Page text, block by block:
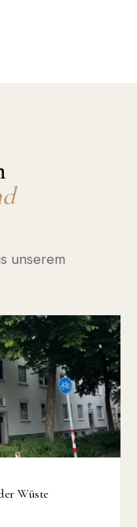
unserem
Wüste